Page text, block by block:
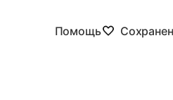
Помощь